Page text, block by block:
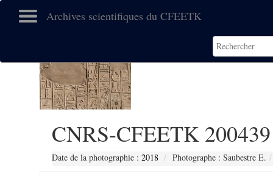
Archives scientifiques du CFEETK
CNRS-CFEETK 200439
Date de la photographie : 2018 Photographe : Saubestre E.